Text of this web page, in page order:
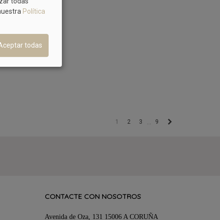
1 2 3 9
CONTACTE CON NOSOTROS
Avenida de Oza, 131 15006 A CORUÑA
Política
todas